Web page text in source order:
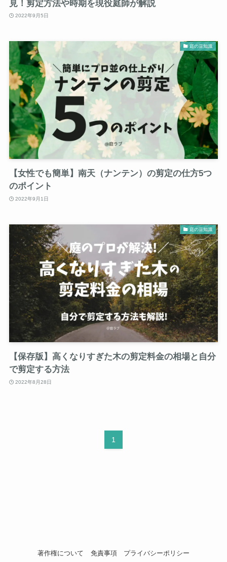
見！剪定方法や時期を現役庭師が解説
2022年9月5日
庭の豆知識
【女性でも簡単】南天（ナンテン）の剪定の仕方5つ
のポイント
2022年9月1日
庭の豆知識
【保存版】高くなりすぎた木の剪定料金の相場と自分
で剪定する方法
2022年8月28日
1
著作権について 免責事項 プライバシーポリシー